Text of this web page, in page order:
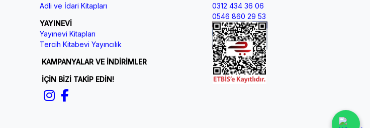
Adli ve İdari Kitapları
YAYINEVİ
Yayınevi Kitapları
Tercih Kitabevi Yayıncılık
KAMPANYALAR VE İNDİRİMLER
İÇİN BİZİ TAKİP EDİN!
0312 434 36 06
0546 860 29 53